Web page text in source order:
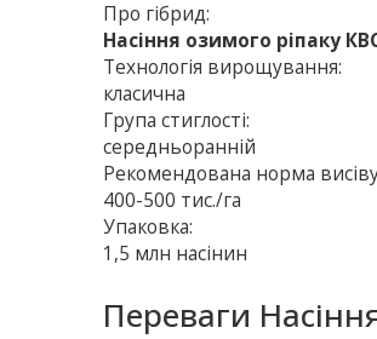
Про гібрид:
Насіння озимого ріпаку
Технологія вирощування:
класична
Група стиглості:
середньоранній
Рекомендована норма
400-500 тис./га
Упаковка:
1,5 млн насінин
Переваги